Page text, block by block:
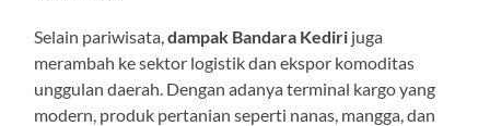
Selain pariwisata,dampak Bandara Kediri juga
merambah ke sektor logistik dan ekspor komoditas
unggulan daerah. Dengan adanya terminal kargo yang
modern, produk pertanian seperti nanas, mangga, dan